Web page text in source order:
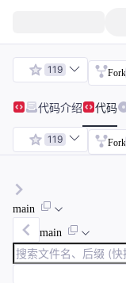
119 Fork
代码介绍 代码
119 Fork
main
main